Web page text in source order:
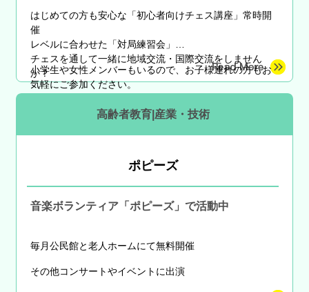
はじめての方も安心な 「初心者向けチェス講座」常時開
催
レベルに合わせた「対局練習会」
チェスを通して一緒に地域交流・国際交流をしません
か？
小学生や女性メンバーもいるので、お子様連れの方もお
気軽にご参加ください。
高齢者教育|産業・技術
ポピーズ
音楽ボランティア「ポピーズ」で活動中
毎月公民館と老人ホームにて無料開催
その他コンサートやイベントに出演